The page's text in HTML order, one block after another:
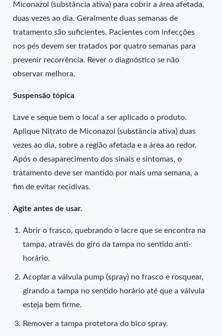
Miconazol (substância ativa) para cobrir a área afetada,
duas vezes ao dia. Geralmente duas semanas de
tratamento são suficientes. Pacientes com infecções
nos pés devem ser tratados por quatro semanas para
prevenir recorrência. Rever o diagnóstico se não
observar melhora.
Suspensão tópica
Lave e seque bem o local a ser aplicado o produto.
Aplique Nitrato de Miconazol (substância ativa) duas
vezes ao dia, sobre a região afetada e a área ao redor.
Após o desaparecimento dos sinais e sintomas, o
tratamento deve ser mantido por mais uma semana, a
fim de evitar recidivas.
Agite antes de usar.
Abrir o frasco, quebrando o lacre que se encontra na
tampa, através do giro da tampa no sentido anti-
horário.
Acoplar a válvula pump (spray) no frasco e rosquear,
girando a tampa no sentido horário até que a válvula
esteja bem firme.
Remover a tampa protetora do bico spray.